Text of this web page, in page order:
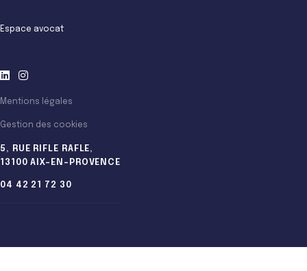
Espace avocat
Mentions légales
Gestion des cookies
5, RUE RIFLE RAFLE,
13100 AIX-EN-PROVENCE
04 42 21 72 30